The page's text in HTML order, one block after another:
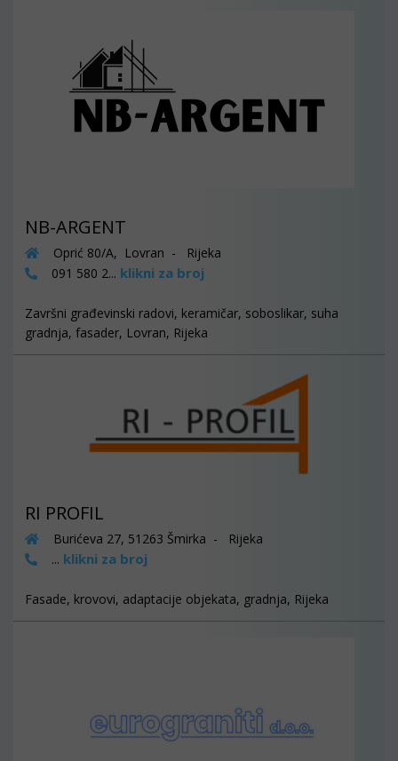
NB-ARGENT
Oprić 80/A, Lovran - Rijeka
091 580 2... klikni za broj
Završni građevinski radovi, keramičar, soboslikar, suha
gradnja, fasader, Lovran, Rijeka
RI PROFIL
Burićeva 27, 51263 Šmirka - Rijeka
... klikni za broj
Fasade, krovovi, adaptacije objekata, gradnja, Rijeka